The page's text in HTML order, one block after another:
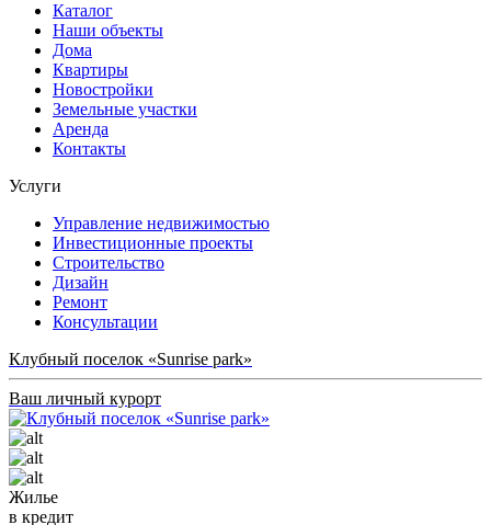
Каталог
Наши объекты
Дома
Квартиры
Новостройки
Земельные участки
Аренда
Контакты
Услуги
Управление недвижимостью
Инвестиционные проекты
Строительство
Дизайн
Ремонт
Консультации
Клубный поселок «Sunrise park»
Ваш личный курорт
Жилье
в кредит